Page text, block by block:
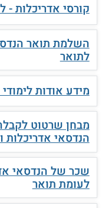
קורסי אדריכלות -
השלמת תואר
לתואר
מידע אודות
מבחן שרטוט
הנדסאי אדריכלות
שכר של הנדסאי
לעומת תואר